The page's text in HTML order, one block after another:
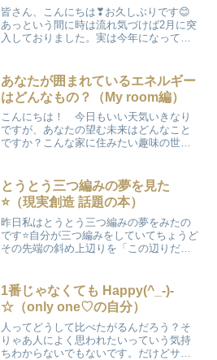
皆さん、こんにちは❣お久しぶりです😊
あっという間に時は流れ気づけば2月に突
入しておりました。実は今年になってか
なのでしょう？この感じ🤔立春を過ぎて
皆さんの中でも同じよう...
あなたが囲まれているエネルギー
はどんなもの？（My room編）
こんにちは！ 今日もいい天気いきなり
ですが、あなたの望む未来はどんなこと
ですか？こんな家に住みたい趣味の世界
りたい自分を想像している時とってもウ
キウキワクワク♪い...
とうとう三つ編みの夢を見た
⭐（現実創造 話題の本）
昨日私はとうとう三つ編みの夢をみたの
です⭐自分が三つ編みをしていてちょうど
その先端の斜め上辺りを「この辺りだ
わかりませんよね❣いや、『 三つ編み 』
というワードにピン...
1番じゃなくても Happy(^_-)-
☆（only one♡の自分）
人ってどうして比べたがるんだろう？そ
りゃあ人によく思われたいっていう気持
ちわからないでもないです。だけどサ、